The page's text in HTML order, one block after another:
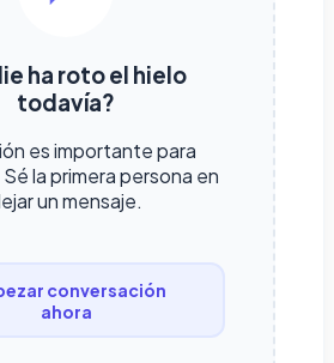
ha roto el hielo
todavía?
es importante para
la primera persona en
un mensaje.
conversación
ahora